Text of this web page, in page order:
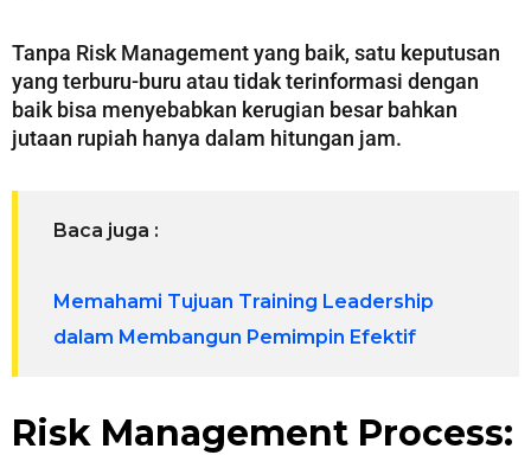
Tanpa Risk Management yang baik, satu keputusan
yang terburu-buru atau tidak terinformasi dengan
baik bisa menyebabkan kerugian besar bahkan
jutaan rupiah hanya dalam hitungan jam.
Baca juga :
Memahami Tujuan Training Leadership
dalam Membangun Pemimpin Efektif
Risk Management Process: